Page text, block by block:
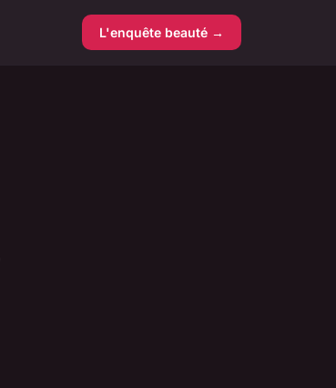
L'enquête beauté →